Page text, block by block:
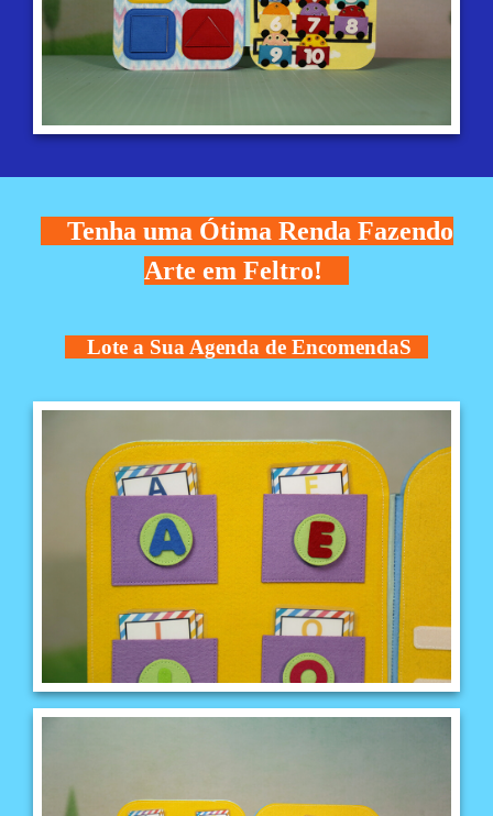
Tenha uma Ótima Renda Fazendo
Arte em Feltro!
Lote a Sua Agenda de EncomendaS